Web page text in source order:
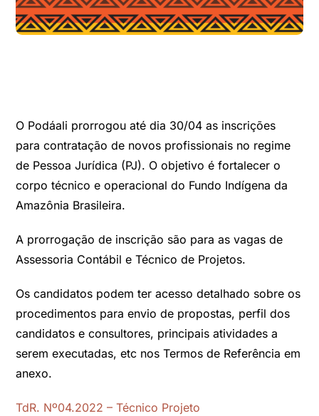
Galeria
O Podáali prorrogou até dia 30/04 as inscrições
para contratação de novos profissionais no regime
de Pessoa Jurídica (PJ). O objetivo é fortalecer o
corpo técnico e operacional do Fundo Indígena da
Amazônia Brasileira.
A prorrogação de inscrição são para as vagas de
Assessoria Contábil e Técnico de Projetos.
Os candidatos podem ter acesso detalhado sobre os
procedimentos para envio de propostas, perfil dos
candidatos e consultores, principais atividades a
serem executadas, etc nos Termos de Referência em
anexo.
TdR. Nº04.2022 – Técnico Projeto